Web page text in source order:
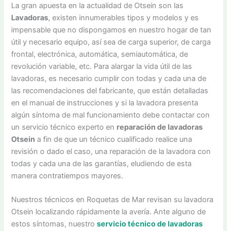
La gran apuesta en la actualidad de Otsein son las
Lavadoras, existen innumerables tipos y modelos y es
impensable que no dispongamos en nuestro hogar de tan
útil y necesario equipo, así sea de carga superior, de carga
frontal, electrónica, automática, semiautomática, de
revolución variable, etc. Para alargar la vida útil de las
lavadoras, es necesario cumplir con todas y cada una de
las recomendaciones del fabricante, que están detalladas
en el manual de instrucciones y si la lavadora presenta
algún síntoma de mal funcionamiento debe contactar con
un servicio técnico experto en reparación de lavadoras
Otsein a fin de que un técnico cualificado realice una
revisión o dado el caso, una reparación de la lavadora con
todas y cada una de las garantías, eludiendo de esta
manera contratiempos mayores.
Nuestros técnicos en Roquetas de Mar revisan su lavadora
Otsein localizando rápidamente la avería. Ante alguno de
estos síntomas, nuestroservicio técnico de lavadoras